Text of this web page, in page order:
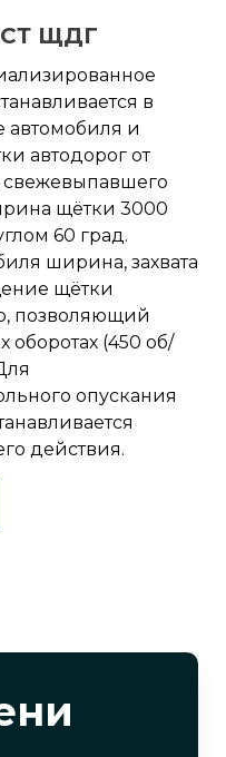
СТ ЩДГ
в
автомобиля и
автодорог от
свежевыпавшего
щётки 3000
60 град.
ширина, захвата
щётки
позволяющий
оборотах (450 об/
опускания
действия.